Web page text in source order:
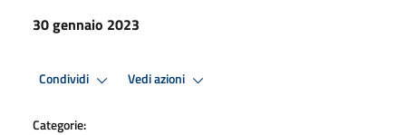
30 gennaio 2023
Condividi Vedi azioni
Categorie: